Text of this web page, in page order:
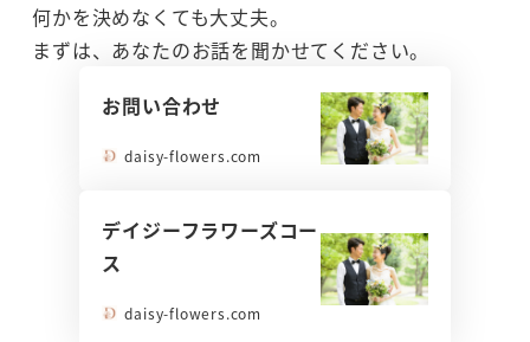
何かを決めなくても大丈夫。
まずは、あなたのお話を聞かせてください。
お問い合わせ
daisy-flowers.com
デイジーフラワーズコー
ス
daisy-flowers.com